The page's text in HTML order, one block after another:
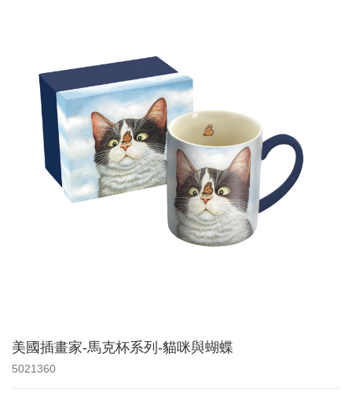
美國插畫家-馬克杯系列-貓咪與蝴蝶
5021360